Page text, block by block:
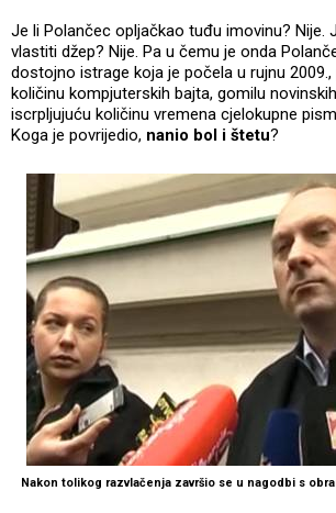
Je li Polančec opljačkao tuđu imovinu? Nije.
vlastiti džep? Nije. Pa u čemu je onda
dostojno istrage koja je počela u rujnu
količinu kompjuterskih bajta, gomilu
iscrpljujuću količinu vremena cjelokupne
Koga je povrijedio, nanio bol i štetu?
Nakon tolikog razvlačenja završio se u nagodbi s